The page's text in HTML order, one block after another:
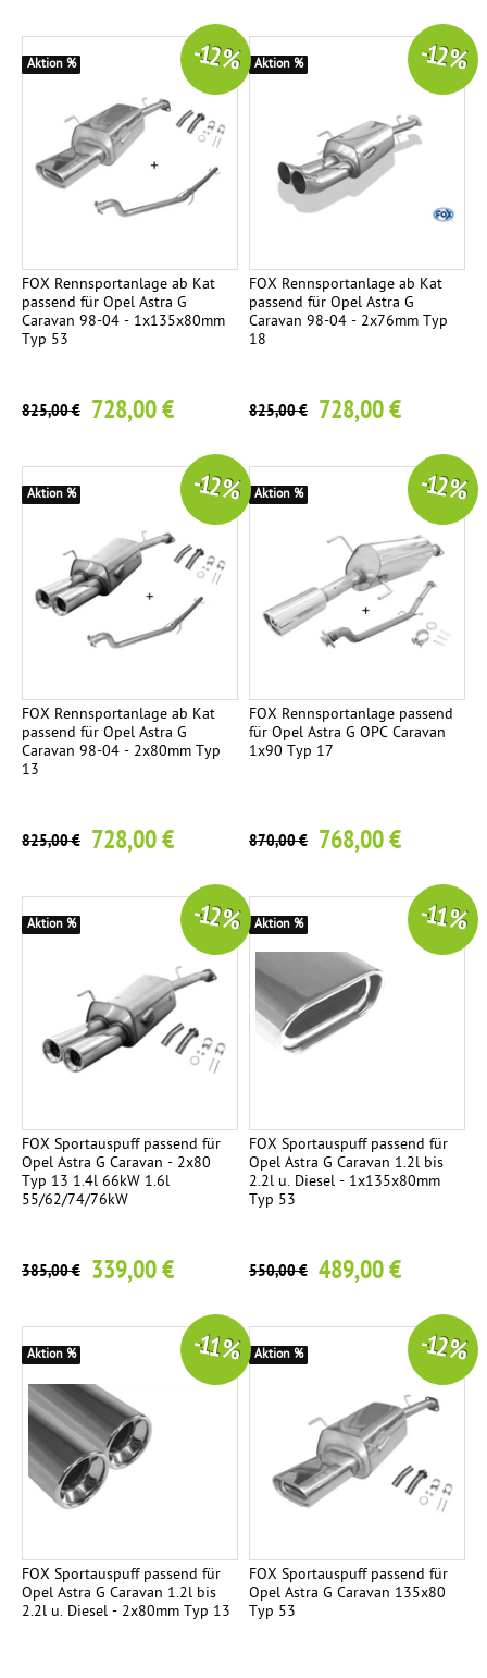
FOX Rennsportanlage ab Kat
passend für Opel Astra G
Caravan 98-04 - 1x135x80mm
Typ 53
825,00 € 728,00 €
-12 %
Aktion %
FOX Rennsportanlage ab Kat
passend für Opel Astra G
Caravan 98-04 - 2x76mm Typ
18
825,00 € 728,00 €
-12 %
Aktion %
FOX Rennsportanlage ab Kat
passend für Opel Astra G
Caravan 98-04 - 2x80mm Typ
13
825,00 € 728,00 €
-12 %
Aktion %
FOX Rennsportanlage passend
für Opel Astra G OPC Caravan
1x90 Typ 17
870,00 € 768,00 €
-12 %
Aktion %
FOX Sportauspuff passend für
Opel Astra G Caravan - 2x80
Typ 13 1.4l 66kW 1.6l
55/62/74/76kW
385,00 € 339,00 €
-12 %
Aktion %
FOX Sportauspuff passend für
Opel Astra G Caravan 1.2l bis
2.2l u. Diesel - 1x135x80mm
Typ 53
550,00 € 489,00 €
-11 %
Aktion %
FOX Sportauspuff passend für
Opel Astra G Caravan 1.2l bis
2.2l u. Diesel - 2x80mm Typ 13
-11 %
Aktion %
FOX Sportauspuff passend für
Opel Astra G Caravan 135x80
Typ 53
-12 %
Aktion %